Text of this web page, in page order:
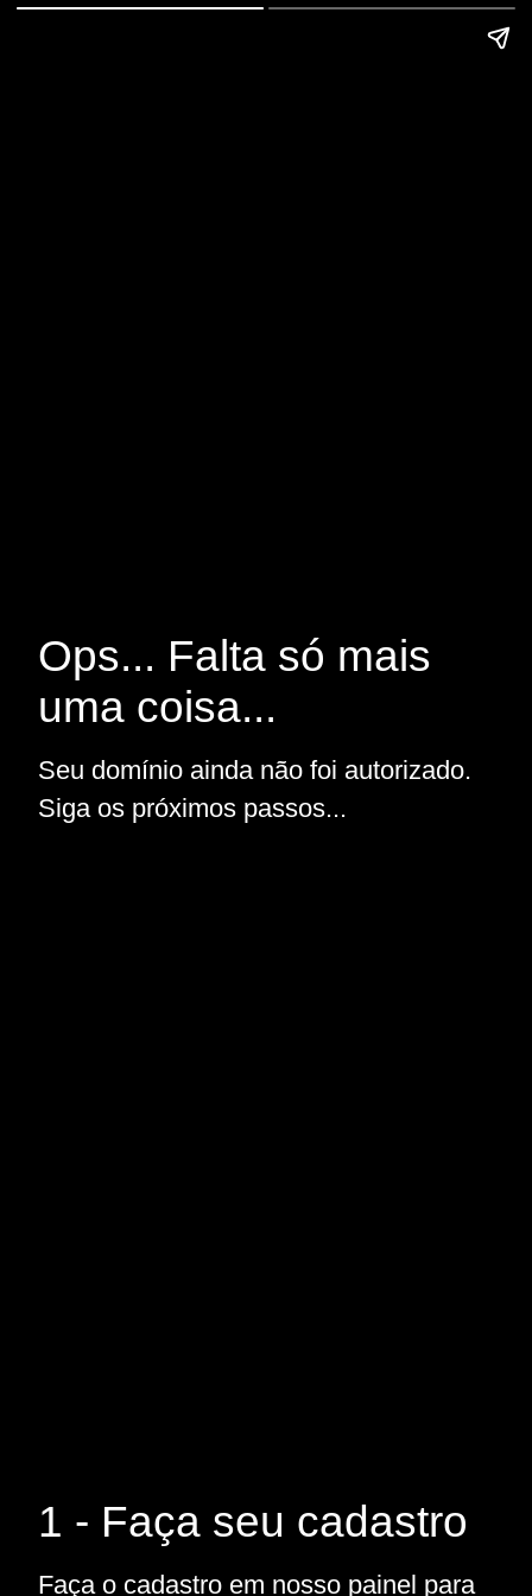
Ops... Falta só mais
uma coisa...
Seu domínio ainda não foi autorizado.
Siga os próximos passos...
1 - Faça seu cadastro
Faça o cadastro em nosso painel para